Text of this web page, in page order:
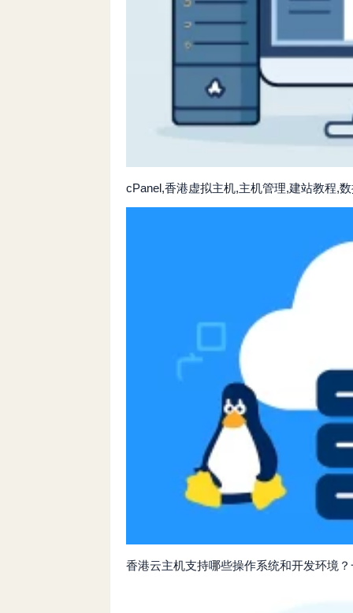
cPanel,香港虚拟主机,主机管理,建站教程,
香港云主机支持哪些操作系统和开发环境